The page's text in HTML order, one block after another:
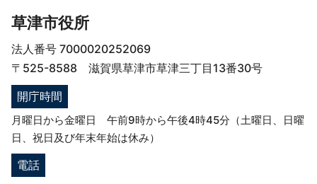
草津市役所
法人番号 7000020252069
〒525-8588 滋賀県草津市草津三丁目13番30号
開庁時間
月曜日から金曜日 午前9時から午後4時45分（土曜日、日曜
日、祝日及び年末年始は休み）
電話